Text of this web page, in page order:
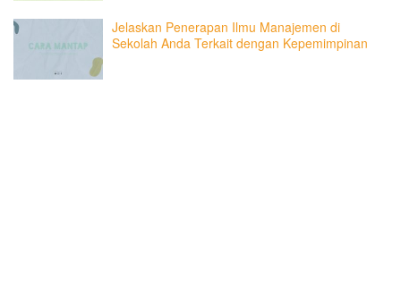
Jelaskan Penerapan Ilmu Manajemen di
Sekolah Anda Terkait dengan Kepemimpinan